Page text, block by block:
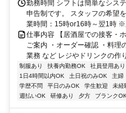
勤務時間 シフトは簡単なシス
申告制です。 スタッフの希望
業時間：15時or16時～翌1時 ※
仕事内容 【居酒屋での接客・
ご案内 ・オーダー確認 ・料理
業務 など レジやドリンクの作
制服あり 扶養内勤務OK 社員登用あり
1日4時間以内OK
土日祝のみOK 主婦
学歴不問
平日のみOK 学生歓迎 未経
週払いOK
研修あり 夕方 ブランクOK